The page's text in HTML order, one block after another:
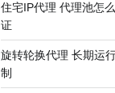
住宅IP代理 代理池怎
证
旋转轮换代理 长期运
制